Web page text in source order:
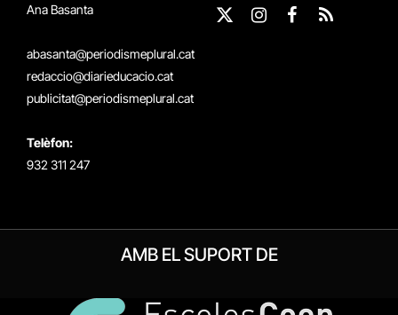
Ana Basanta
abasanta@periodismeplural.cat
redaccio@diarieducacio.cat
publicitat@periodismeplural.cat
Telèfon:
932 311 247
X
InstagramFacebook
RSS
AMB EL SUPORT DE